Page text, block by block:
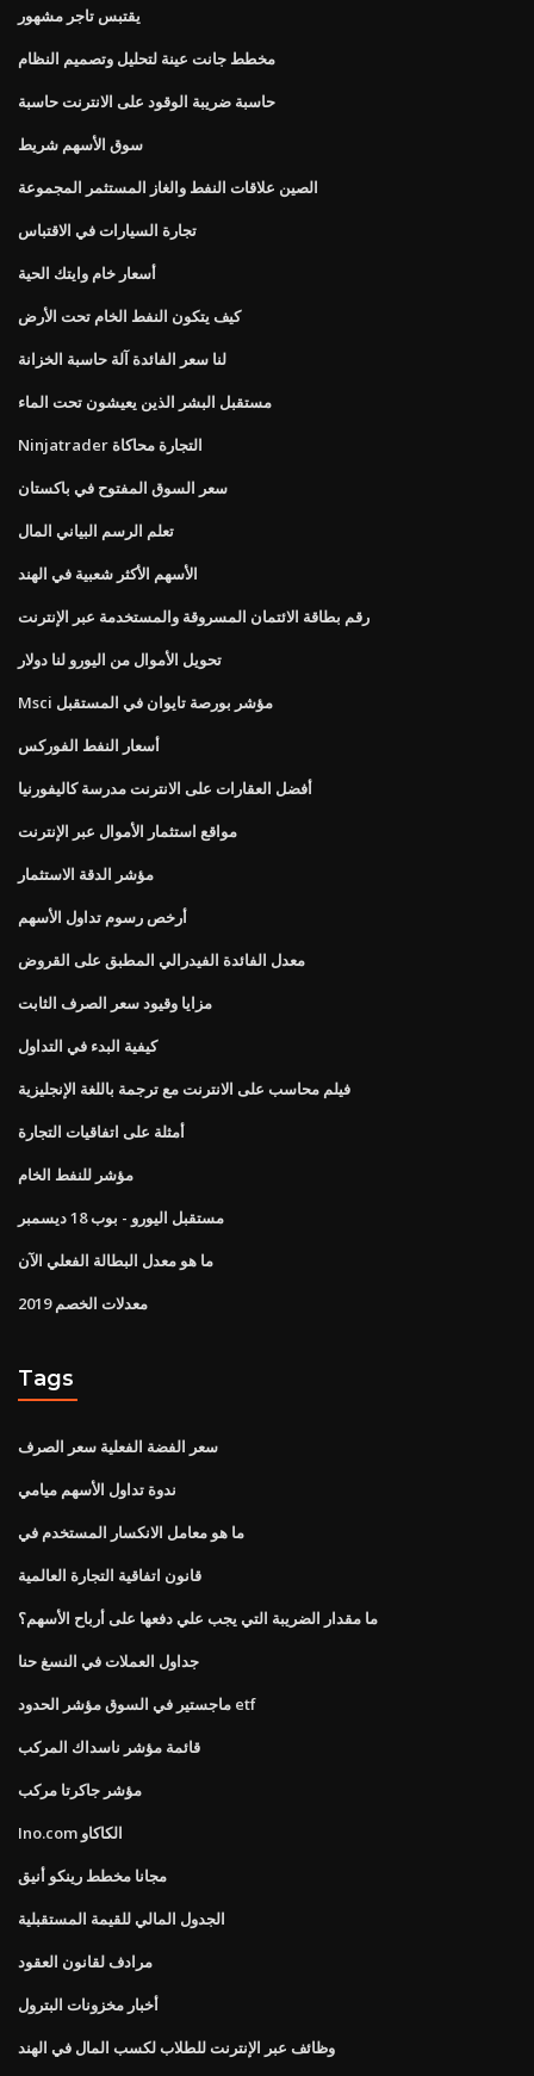
يقتبس تاجر مشهور
مخطط جانت عينة لتحليل وتصميم النظام
حاسبة ضريبة الوقود على الانترنت حاسبة
سوق الأسهم شريط
الصين علاقات النفط والغاز المستثمر المجموعة
تجارة السيارات في الاقتباس
أسعار خام وايتك الحية
كيف يتكون النفط الخام تحت الأرض
لنا سعر الفائدة آلة حاسبة الخزانة
مستقبل البشر الذين يعيشون تحت الماء
Ninjatrader التجارة محاكاة
سعر السوق المفتوح في باكستان
تعلم الرسم البياني المال
الأسهم الأكثر شعبية في الهند
رقم بطاقة الائتمان المسروقة والمستخدمة عبر الإنترنت
تحويل الأموال من اليورو لنا دولار
Msci مؤشر بورصة تايوان في المستقبل
أسعار النفط الفوركس
أفضل العقارات على الانترنت مدرسة كاليفورنيا
مواقع استثمار الأموال عبر الإنترنت
مؤشر الدقة الاستثمار
أرخص رسوم تداول الأسهم
معدل الفائدة الفيدرالي المطبق على القروض
مزايا وقيود سعر الصرف الثابت
كيفية البدء في التداول
فيلم محاسب على الانترنت مع ترجمة باللغة الإنجليزية
أمثلة على اتفاقيات التجارة
مؤشر للنفط الخام
مستقبل اليورو - بوب 18 ديسمبر
ما هو معدل البطالة الفعلي الآن
معدلات الخصم 2019
Tags
سعر الفضة الفعلية سعر الصرف
ندوة تداول الأسهم ميامي
ما هو معامل الانكسار المستخدم في
قانون اتفاقية التجارة العالمية
ما مقدار الضريبة التي يجب علي دفعها على أرباح الأسهم؟
جداول العملات في النسغ حنا
ماجستير في السوق مؤشر الحدود etf
قائمة مؤشر ناسداك المركب
مؤشر جاكرتا مركب
Ino.com الكاكاو
مجانا مخطط رينكو أنيق
الجدول المالي للقيمة المستقبلية
مرادف لقانون العقود
أخبار مخزونات البترول
وظائف عبر الإنترنت للطلاب لكسب المال في الهند